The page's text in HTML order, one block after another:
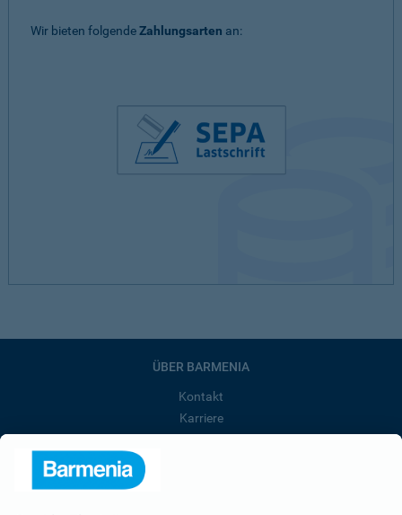
Wir bieten folgendeZahlungsarten an:
ÜBER BARMENIA
Kontakt
Karriere